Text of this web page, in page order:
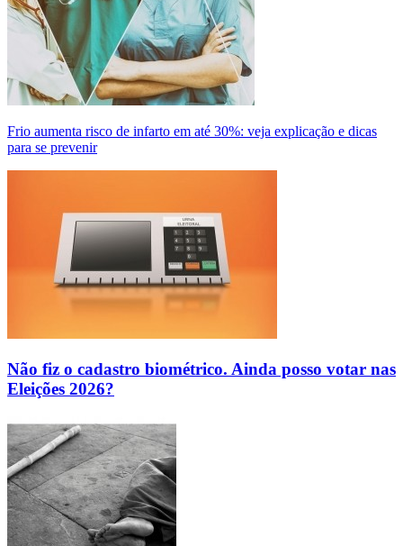
Frio aumenta risco de infarto em até 30%: veja explicação e dicas
para se prevenir
Não fiz o cadastro biométrico. Ainda posso votar nas
Eleições 2026?